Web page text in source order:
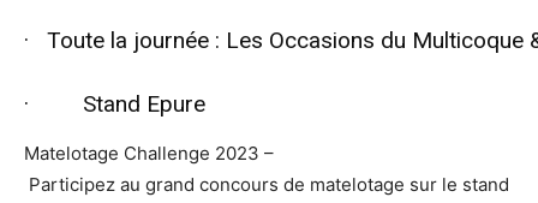
· Toute la journée : Les Occasions du Multicoque
· Stand Epure
Matelotage Challenge 2023 –
Participez au grand concours de matelotage sur le stand